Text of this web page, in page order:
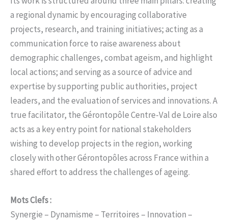
a regional dynamic by encouraging collaborative
projects, research, and training initiatives; acting as a
communication force to raise awareness about
demographic challenges, combat ageism, and highlight
local actions; and serving as a source of advice and
expertise by supporting public authorities, project
leaders, and the evaluation of services and innovations. A
true facilitator, the Gérontopôle Centre-Val de Loire also
acts as a key entry point for national stakeholders
wishing to develop projects in the region, working
closely with other Gérontopôles across France within a
shared effort to address the challenges of ageing.
Mots Clefs :
Synergie – Dynamisme – Territoires – Innovation –